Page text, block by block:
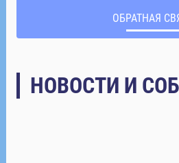
ОБРАТНАЯ
НОВОСТИ И